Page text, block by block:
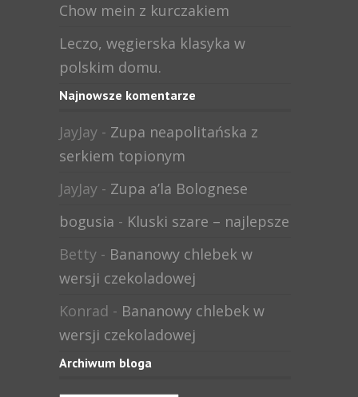
Chow mein z kurczakiem
Leczo, węgierska klasyka w
polskim domu.
Najnowsze komentarze
JayJay - Zupa neapolitańska z
serkiem topionym
JayJay - Zupa a’la Bolognese
bogusia - Kluski szare – najlepsze
Betty - Bananowy chlebek w
wersji czekoladowej
Konrad - Bananowy chlebek w
wersji czekoladowej
Archiwum bloga